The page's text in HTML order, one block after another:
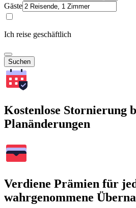
Gäste
Ich reise geschäftlich
Suchen
Kostenlose Stornierung
Planänderungen
Verdiene Prämien für
wahrgenommene